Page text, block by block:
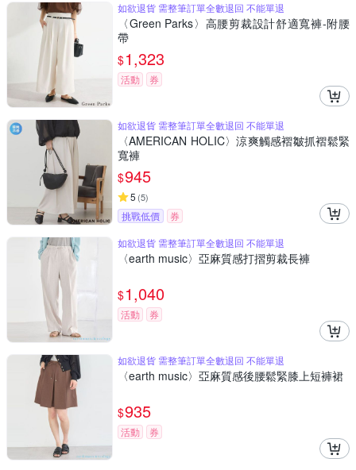
如欲退貨 需整筆訂單全數退回 不能單退
〈Green Parks〉高腰剪裁設計舒適寬褲-附腰
帶
$1,323
活動 券
如欲退貨 需整筆訂單全數退回 不能單退
〈AMERICAN HOLIC〉涼爽觸感褶皺抓褶鬆緊
寬褲
$945
5 (5)
挑戰低價
券
如欲退貨 需整筆訂單全數退回 不能單退
〈earth music〉亞麻質感打摺剪裁長褲
$1,040
活動 券
如欲退貨 需整筆訂單全數退回 不能單退
〈earth music〉亞麻質感後腰鬆緊膝上短褲裙
$935
活動 券